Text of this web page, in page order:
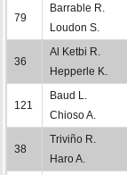
79
Barrable R.
Loudon S.
36
Al Ketbi R.
Hepperle K.
121
Baud L.
Chioso A.
38
Triviño R.
Haro A.